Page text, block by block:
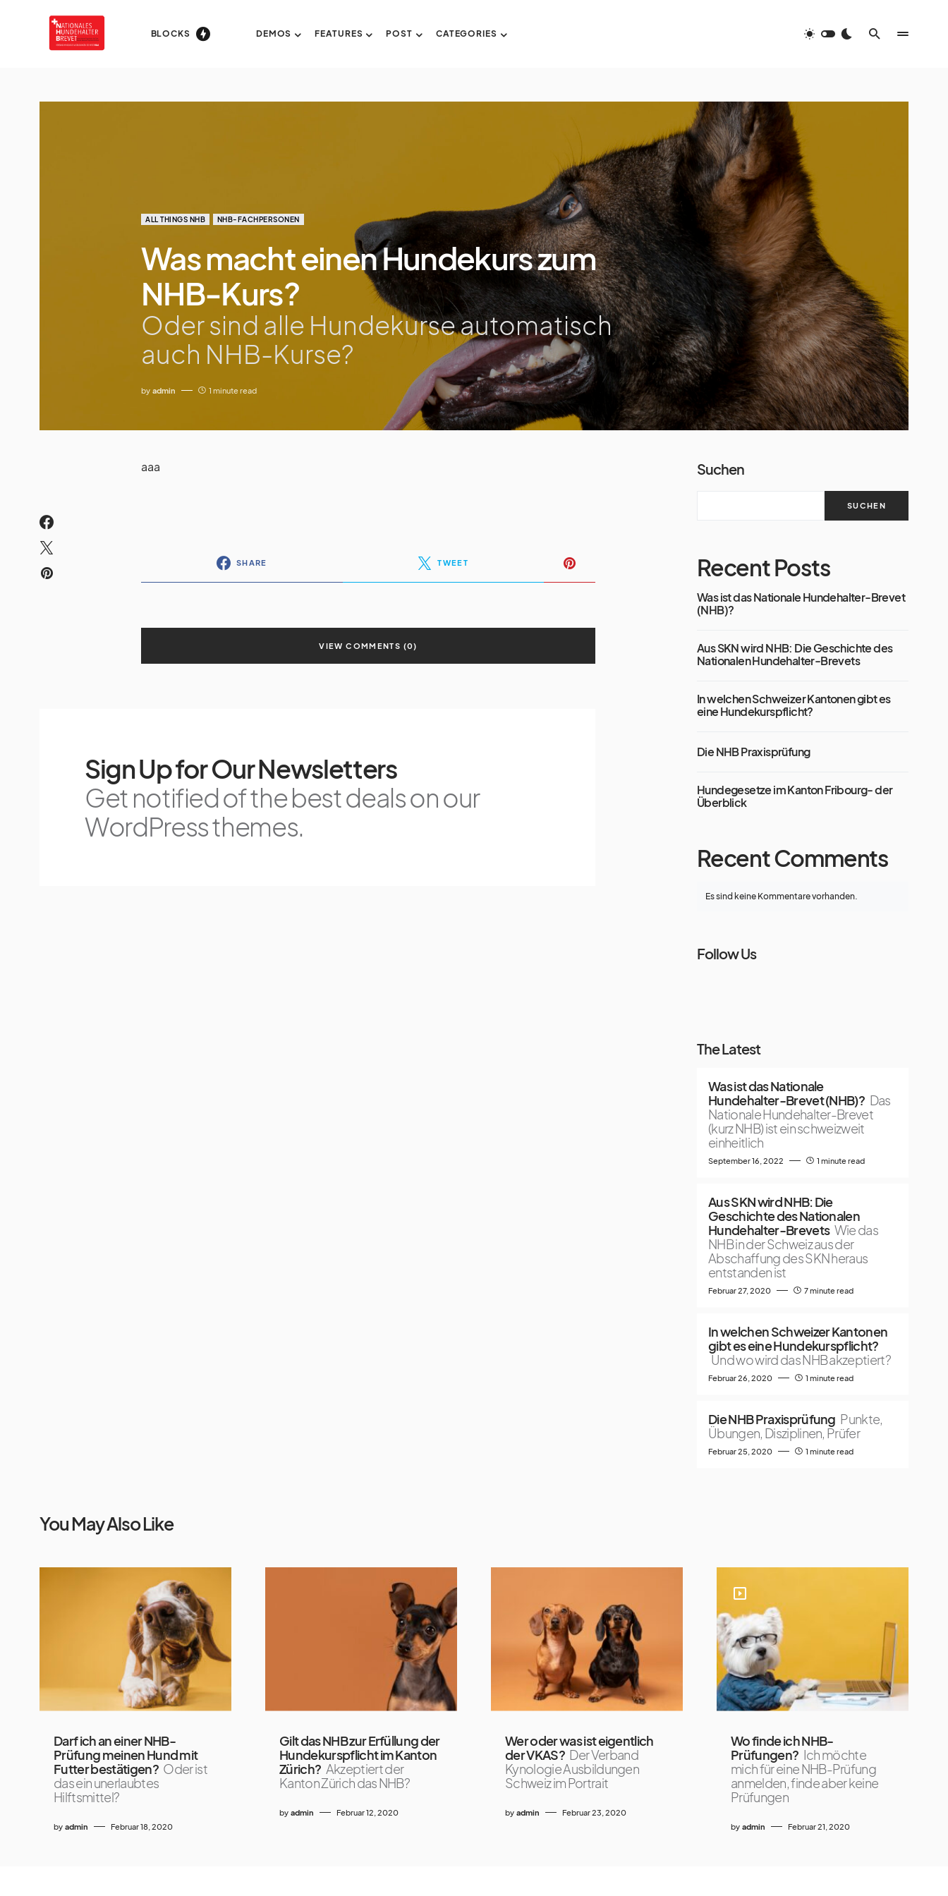
BLOCKS DEMOS FEATURES POST CATEGORIES
ALL THINGS NHB NHB-FACHPERSONEN
Was macht einen Hundekurs zum
NHB-Kurs?
Oder sind alle Hundekurse automatisch
auch NHB-Kurse?
by admin 1 minute read
aaa
SHARE TWEET
VIEW COMMENTS (0)
Sign Up for Our Newsletters
Get notified of the best deals on our
WordPress themes.
Suchen
SUCHEN
Recent Posts
Was ist das Nationale Hundehalter-Brevet
(NHB)?
Aus SKN wird NHB: Die Geschichte des
Nationalen Hundehalter-Brevets
In welchen Schweizer Kantonen gibt es
eine Hundekurspflicht?
Die NHB Praxisprüfung
Hundegesetze im Kanton Fribourg- der
Überblick
Recent Comments
Es sind keine Kommentare vorhanden.
Follow Us
The Latest
Was ist das Nationale
Hundehalter-Brevet (NHB)? Das
Nationale Hundehalter-Brevet
(kurz NHB) ist ein schweizweit
einheitlich
September 16, 2022 1 minute read
Aus SKN wird NHB: Die
Geschichte des Nationalen
Hundehalter-Brevets Wie das
NHB in der Schweiz aus der
Abschaffung des SKN heraus
entstanden ist
Februar 27, 2020 7 minute read
In welchen Schweizer Kantonen
gibt es eine Hundekurspflicht?
Und wo wird das NHB akzeptiert?
Februar 26, 2020 1 minute read
Die NHB Praxisprüfung Punkte,
Übungen, Disziplinen, Prüfer
Februar 25, 2020 1 minute read
You May Also Like
Darf ich an einer NHB-
Prüfung meinen Hund mit
Futter bestätigen? Oder ist
das ein unerlaubtes
Hilftsmittel?
by admin Februar 18, 2020
Gilt das NHB zur Erfüllung der
Hundekurspflicht im Kanton
Zürich? Akzeptiert der
Kanton Zürich das NHB?
by admin Februar 12, 2020
Wer oder was ist eigentlich
der VKAS? Der Verband
Kynologie Ausbildungen
Schweiz im Portrait
by admin Februar 23, 2020
Wo finde ich NHB-
Prüfungen? Ich möchte
mich für eine NHB-Prüfung
anmelden, finde aber keine
Prüfungen
by admin Februar 21, 2020